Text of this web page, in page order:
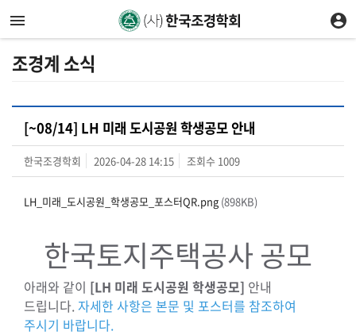
조경계 소식
[~08/14] LH 미래 도시공원 학생공모 안내
한국조경학회 2026-04-28 14:15 조회수 1009
LH_미래_도시공원_학생공모_포스터QR.png (898KB)
한국토지주택공사 공모
아래와 같이 [LH 미래 도시공원 학생공모] 안내
드립니다.자세한 사항은 본문 및 포스터를 참조하여
주시기 바랍니다.